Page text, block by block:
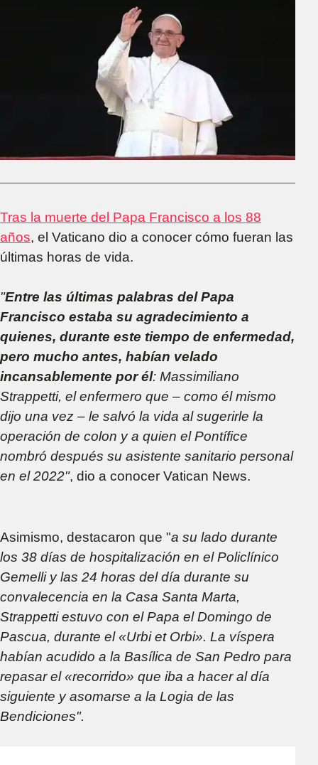
Tras la muerte del Papa Francisco a los 88
años, el Vaticano dio a conocer cómo fueran las
últimas horas de vida.
"Entre las últimas palabras del Papa
Francisco estaba su agradecimiento a
quienes, durante este tiempo de enfermedad,
pero mucho antes, habían velado
incansablemente por él: Massimiliano
Strappetti, el enfermero que – como él mismo
dijo una vez – le salvó la vida al sugerirle la
operación de colon y a quien el Pontífice
nombró después su asistente sanitario personal
en el 2022", dio a conocer Vatican News.
Asimismo, destacaron que "a su lado durante
los 38 días de hospitalización en el Policlínico
Gemelli y las 24 horas del día durante su
convalecencia en la Casa Santa Marta,
Strappetti estuvo con el Papa el Domingo de
Pascua, durante el «Urbi et Orbi». La víspera
habían acudido a la Basílica de San Pedro para
repasar el «recorrido» que iba a hacer al día
siguiente y asomarse a la Logia de las
Bendiciones".